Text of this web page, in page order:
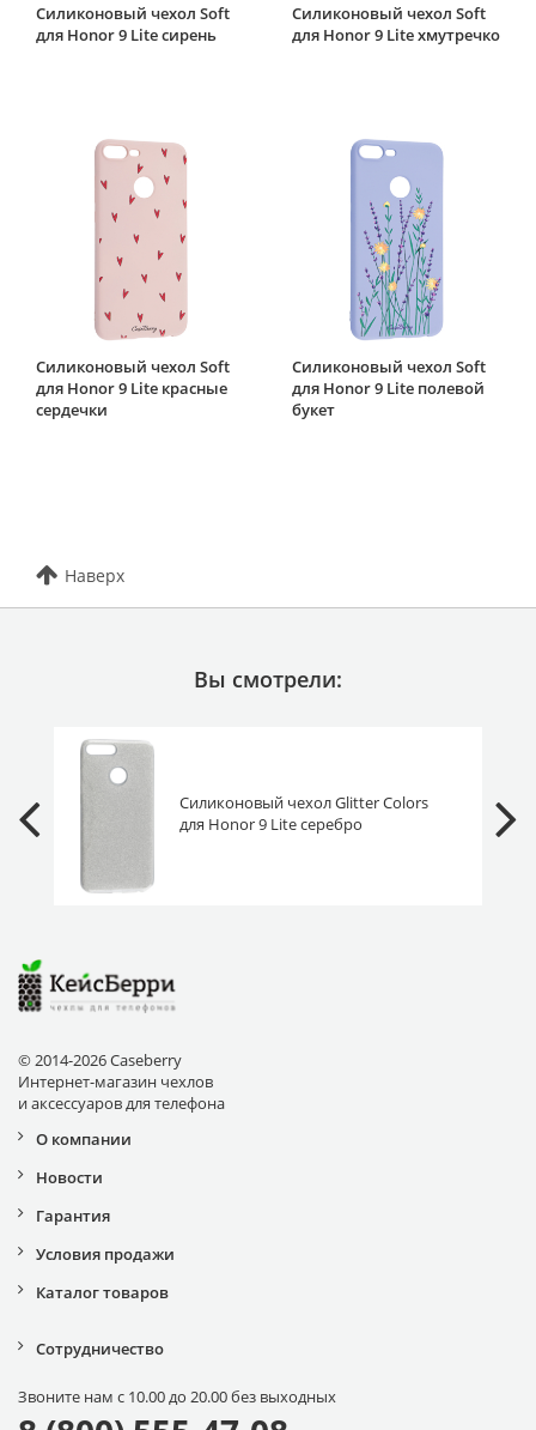
Силиконовый чехол Soft
для Honor 9 Lite сирень
Силиконовый чехол Soft
для Honor 9 Lite хмутречко
Силиконовый чехол Soft
для Honor 9 Lite красные
сердечки
Силиконовый чехол Soft
для Honor 9 Lite полевой
букет
Наверх
Вы смотрели:
Силиконовый чехол Glitter Colors
для Honor 9 Lite серебро
© 2014-2026 Caseberry
Интернет-магазин чехлов
и аксессуаров для телефона
О компании
Новости
Гарантия
Условия продажи
Каталог товаров
Сотрудничество
Звоните нам с 10.00 до 20.00 без выходных